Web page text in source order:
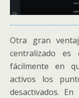
Otra gran
centralizado es
fácilmente en
activos los
desactivados.